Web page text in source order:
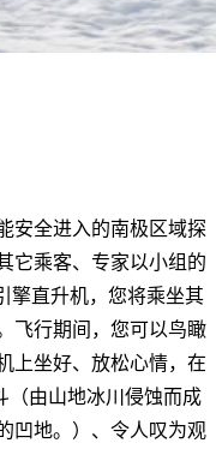
安全进入的南极区域探
它乘客、专家以小组的
擎直升机，您将乘坐其
飞行期间，您可以鸟瞰
上坐好、放松心情，在
（由山地冰川侵蚀而成
凹地。）、令人叹为观